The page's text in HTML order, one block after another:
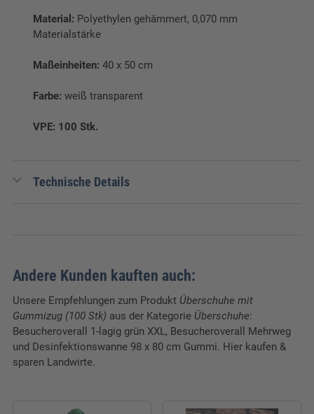
Material: Polyethylen gehämmert, 0,070 mm
Materialstärke
Maßeinheiten: 40 x 50 cm
Farbe: weiß transparent
VPE: 100 Stk.
Technische Details
Breite:
Länge:
Andere Kunden kauften auch:
Unsere Empfehlungen zum Produkt Überschuhe mit
Gummizug (100 Stk) aus der Kategorie Überschuhe:
Besucheroverall 1-lagig grün XXL, Besucheroverall Mehrweg
und Desinfektionswanne 98 x 80 cm Gummi. Hier kaufen &
sparen Landwirte.